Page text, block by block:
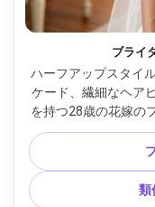
ブライ
ハーフアップスタイ
ケード、繊細なヘア
を持つ28歳の花嫁の
ーレースのドレスと
良い楽屋。拡散ウィ
ちる;ソニー A1、
パステルの編集カ 類